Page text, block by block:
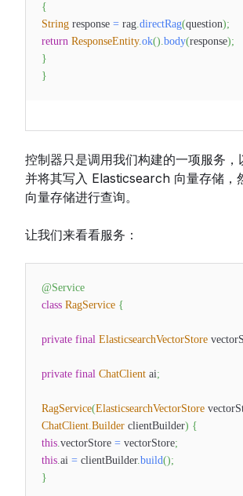
{
String response = rag.directRag(question);
return ResponseEntity.ok().body(response);
}
}
控制器只是调用我们构建的一项服务，
并将其写入 Elasticsearch 向量存储，
向量存储进行查询。
让我们来看看服务：
@Service
class RagService {
private final ElasticsearchVectorStore
private final ChatClient ai;
RagService(ElasticsearchVectorStore
ChatClient.Builder clientBuilder) {
this.vectorStore = vectorStore;
this.ai = clientBuilder.build();
}